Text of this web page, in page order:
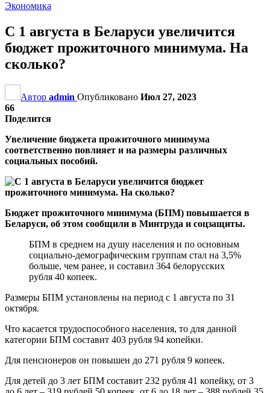
Экономика
С 1 августа в Беларуси увеличится
бюджет прожиточного минимума. На
сколько?
Автор admin Опубликовано Июл 27, 2023
66
Поделится
Увеличение бюджета прожиточного минимума
соответственно повлияет и на размеры различных
социальных пособий.
Бюджет прожиточного минимума (БПМ) повышается в
Беларуси, об этом сообщили в Минтруда и соцзащиты.
БПМ в среднем на душу населения и по основным
социально-демографическим группам стал на 3,5%
больше, чем ранее, и составил 364 белорусских
рубля 40 копеек.
Размеры БПМ установлены на период с 1 августа по 31
октября.
Что касается трудоспособного населения, то для данной
категории БПМ составит 403 рубля 94 копейки.
Для пенсионеров он повышен до 271 рубля 9 копеек.
Для детей до 3 лет БПМ составит 232 рубля 41 копейку, от 3